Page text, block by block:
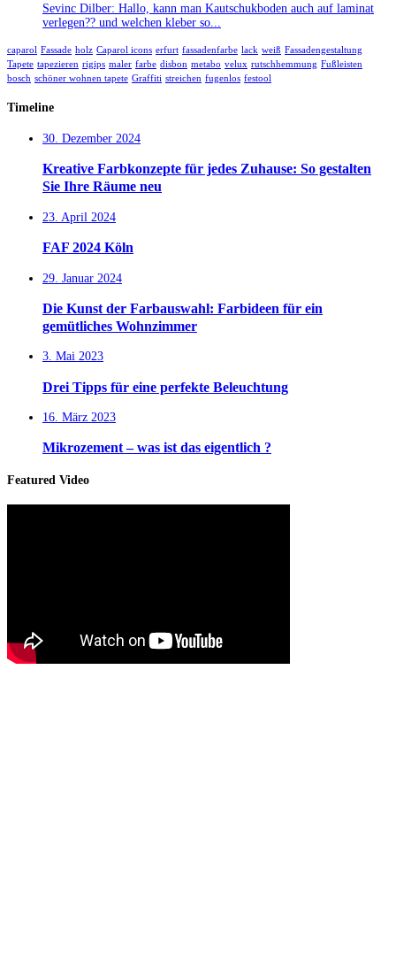
Sevinc Dilber: Hallo, kann man Kautschukboden auch auf laminat
verlegen?? und welchen kleber so...
caparol Fassade holz Caparol icons erfurt fassadenfarbe lack weiß Fassadengestaltung
Tapete tapezieren rigips maler farbe disbon metabo velux rutschhemmung Fußleisten
bosch schöner wohnen tapete Graffiti streichen fugenlos festool
Timeline
30. Dezember 2024
Kreative Farbkonzepte für jedes Zuhause: So gestalten
Sie Ihre Räume neu
23. April 2024
FAF 2024 Köln
29. Januar 2024
Die Kunst der Farbauswahl: Farbideen für ein
gemütliches Wohnzimmer
3. Mai 2023
Drei Tipps für eine perfekte Beleuchtung
16. März 2023
Mikrozement – was ist das eigentlich ?
Featured Video